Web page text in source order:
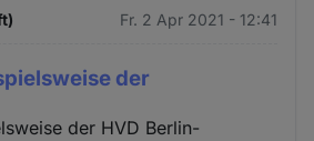
Fr. 2 Apr 2021 - 12:41
der
der HVD Berlin-